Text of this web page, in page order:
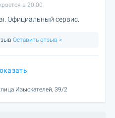
в 20:00
Официальный сервис.
Оставить отзыв >
Изыскателей, 39/2